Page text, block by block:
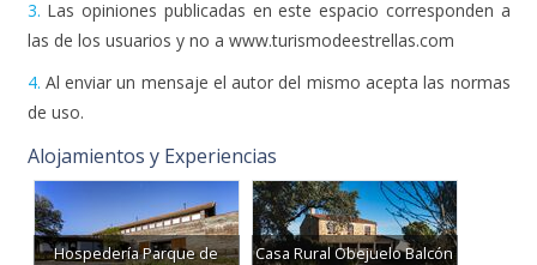
3. Las opiniones publicadas en este espacio corresponden a
las de los usuarios y no a www.turismodeestrellas.com
4. Al enviar un mensaje el autor del mismo acepta las normas
de uso.
Alojamientos y Experiencias
Hospedería Parque de
Casa Rural Obejuelo Balcón